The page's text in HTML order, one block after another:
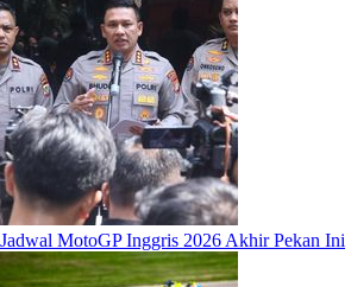
Jadwal MotoGP Inggris 2026 Akhir Pekan Ini